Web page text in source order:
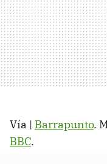
Vía | Barrapunto.
BBC.